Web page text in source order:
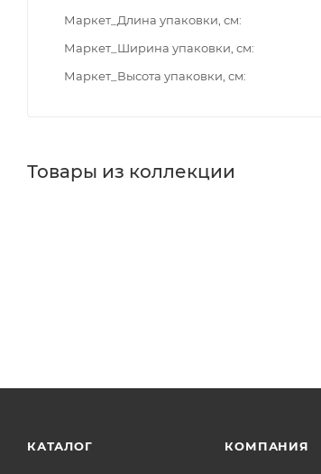
Маркет_Длина упаковки, см
Маркет_Ширина упаковки, см
Маркет_Высота упаковки, см
Товары из коллекции
КАТАЛОГ КОМПАНИЯ